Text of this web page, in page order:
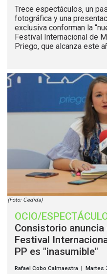
Trece espectáculos, un
fotográfica y una
exclusiva conforman la
Festival Internacional de
Priego, que alcanza este
(Foto: Cedida)
OCIO/
Consistorio
Festival
PP es "inasumible"
Rafael Cobo Calmaestra | Martes